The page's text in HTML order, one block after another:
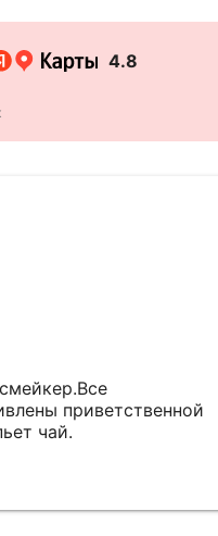
4.8
приветственной
чай.